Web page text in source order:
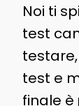
Noi ti
test
test e
finale è